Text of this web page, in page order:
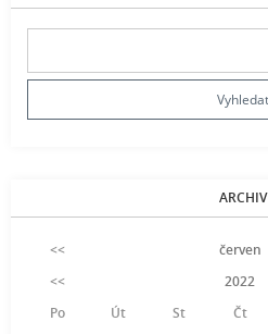
ARCHIV
<< červen
<<
2022
Po
Út St Čt